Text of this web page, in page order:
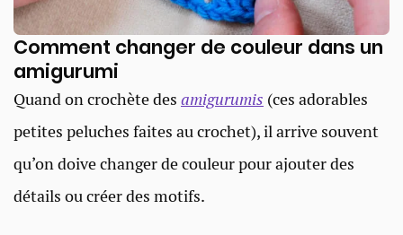
Comment changer de couleur dans un
amigurumi
Quand on crochète des amigurumis (ces adorables
petites peluches faites au crochet), il arrive souvent
qu’on doive changer de couleur pour ajouter des
détails ou créer des motifs.